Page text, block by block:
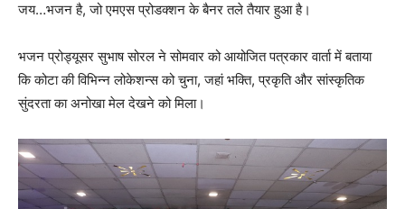
जय…भजन है, जो एमएस प्रोडक्शन के बैनर तले तैयार हुआ है।
भजन प्रोड्यूसर सुभाष सोरल ने सोमवार को आयोजित पत्रकार वार्ता में बताया
कि कोटा की विभिन्न लोकेशन्स को चुना, जहां भक्ति, प्रकृति और सांस्कृतिक
सुंदरता का अनोखा मेल देखने को मिला।